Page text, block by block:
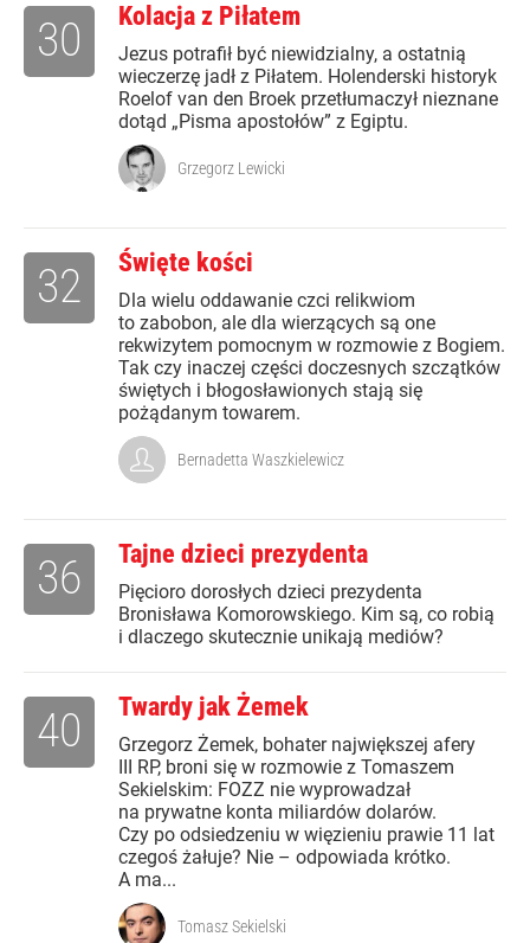
Kolacja z Piłatem
Jezus potrafił być niewidzialny, a ostatnią
wieczerzę jadł z Piłatem. Holenderski historyk
Roelof van den Broek przetłumaczył nieznane
dotąd „Pisma apostołów” z Egiptu.
30
Grzegorz Lewicki
Święte kości
Dla wielu oddawanie czci relikwiom
to zabobon, ale dla wierzących są one
rekwizytem pomocnym w rozmowie z Bogiem.
Tak czy inaczej części doczesnych szczątków
świętych i błogosławionych stają się
pożądanym towarem.
32
Bernadetta Waszkielewicz
Tajne dzieci prezydenta
Pięcioro dorosłych dzieci prezydenta
Bronisława Komorowskiego. Kim są, co robią
i dlaczego skutecznie unikają mediów?
36
Twardy jak Żemek
Grzegorz Żemek, bohater największej afery
III RP, broni się w rozmowie z Tomaszem
Sekielskim: FOZZ nie wyprowadzał
na prywatne konta miliardów dolarów.
Czy po odsiedzeniu w więzieniu prawie 11 lat
czegoś żałuje? Nie – odpowiada krótko.
A ma...
40
Tomasz Sekielski